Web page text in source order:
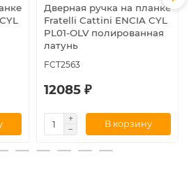
Дверная ручка на планке
Fratelli Cattini ENCIA CYL
PL01-OLV полированная
латунь
FCT2563
12085 ₽
В корзину